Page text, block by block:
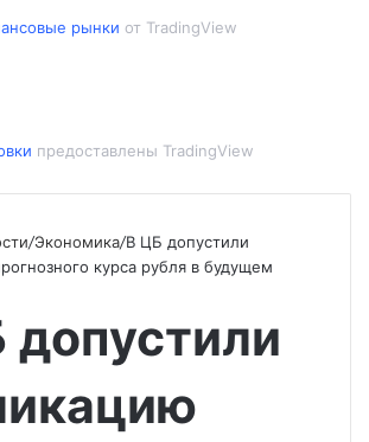
рынки от TradingView
предоставлены TradingView
/Экономика/В ЦБ допустили
курса рубля в будущем